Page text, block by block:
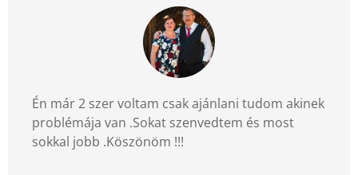
Én már 2 szer voltam csak ajánlani tudom akinek
problémája van .Sokat szenvedtem és most
sokkal jobb .Köszönöm !!!